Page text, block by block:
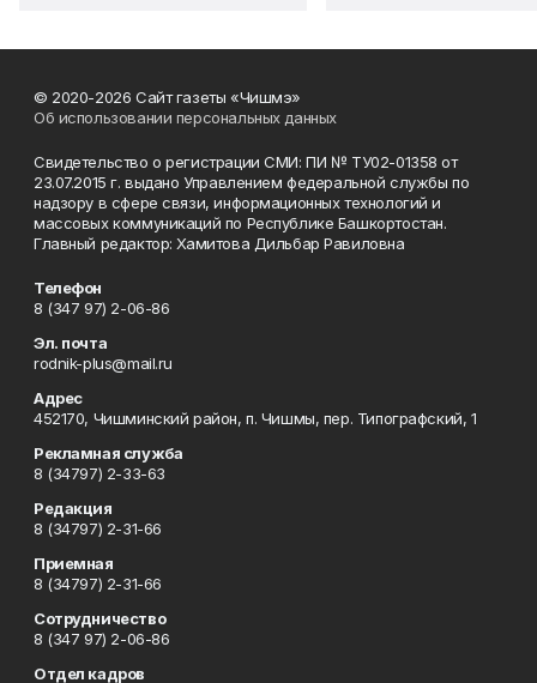
© 2020-2026 Сайт газеты «Чишмэ»
Об использовании персональных данных
Свидетельство о регистрации СМИ: ПИ № ТУ02-01358 от
23.07.2015 г. выдано Управлением федеральной службы по
надзору в сфере связи, информационных технологий и
массовых коммуникаций по Республике Башкортостан.
Главный редактор: Хамитова Дильбар Равиловна
Телефон
8 (347 97) 2-06-86
Эл. почта
rodnik-plus@mail.ru
Адрес
452170, Чишминский район, п. Чишмы, пер. Типографский, 1
Рекламная служба
8 (34797) 2-33-63
Редакция
8 (34797) 2-31-66
Приемная
8 (34797) 2-31-66
Сотрудничество
8 (347 97) 2-06-86
Отдел кадров